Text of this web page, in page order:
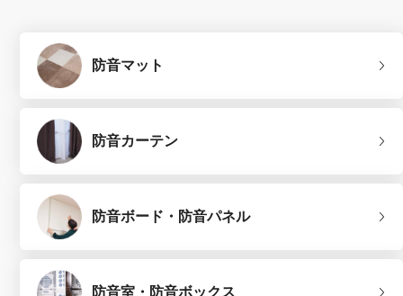
防音マット
防音カーテン
防音ボード・防音パネル
防音室・防音ボックス